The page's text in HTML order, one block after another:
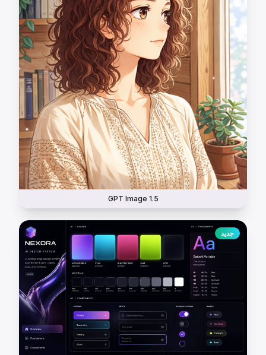
GPT Image 1.5
جديد